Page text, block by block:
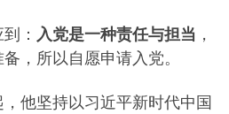
： 入党是一种责任与担当 ，
，所以自愿申请入党。
他坚持以习近平新时代中国